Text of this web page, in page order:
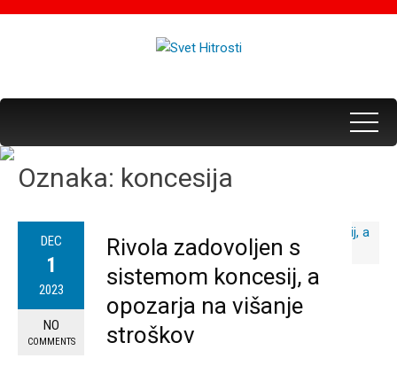
Oznaka: koncesija
DEC
1
2023
NO
COMMENTS
Rivola zadovoljen s
sistemom koncesij, a
opozarja na višanje
stroškov